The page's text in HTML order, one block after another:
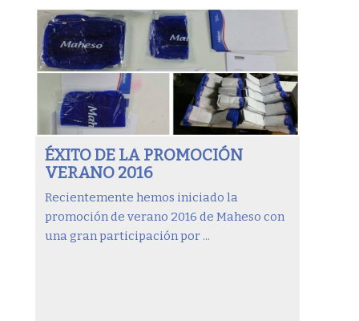
ÉXITO DE LA PROMOCIÓN
VERANO 2016
Recientemente hemos iniciado la
promoción de verano 2016 de Maheso con
una gran participación por ...